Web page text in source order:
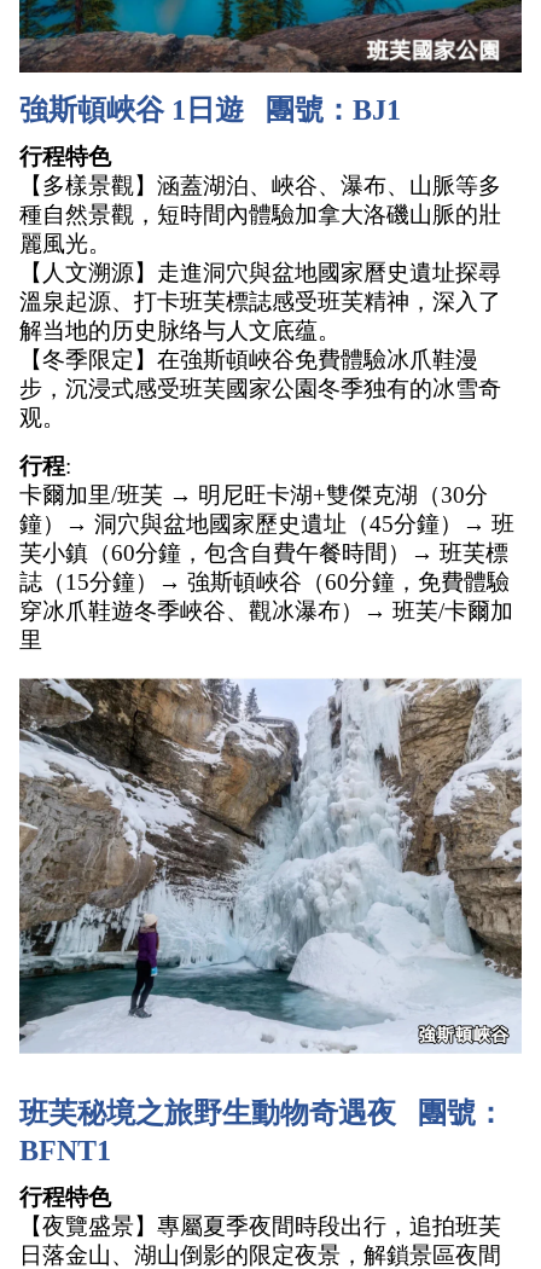
強斯頓峽谷 1日遊   團號：BJ1
行程特色
【多樣景觀】涵蓋湖泊、峽谷、瀑布、山脈等多
種自然景觀，短時間內體驗加拿大洛磯山脈的壯
麗風光。
【人文溯源】走進洞穴與盆地國家曆史遺址探尋
溫泉起源、打卡班芙標誌感受班芙精神，深入了
解当地的历史脉络与人文底蕴。
【冬季限定】在強斯頓峽谷免費體驗冰爪鞋漫
步，沉浸式感受班芙國家公園冬季独有的冰雪奇
观。
行程:
卡爾加里/班芙 → 明尼旺卡湖+雙傑克湖（30分
鐘）→ 洞穴與盆地國家歷史遺址（45分鐘）→ 班
芙小鎮（60分鐘，包含自費午餐時間）→ 班芙標
誌（15分鐘）→ 強斯頓峽谷（60分鐘，免費體驗
穿冰爪鞋遊冬季峽谷、觀冰瀑布）→ 班芙/卡爾加
里
班芙秘境之旅野生動物奇遇夜   團號：
BFNT1
行程特色
【夜覽盛景】專屬夏季夜間時段出行，追拍班芙
日落金山、湖山倒影的限定夜景，解鎖景區夜間